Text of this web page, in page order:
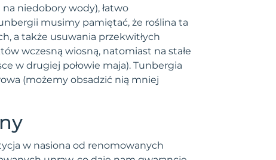
niedobory wody), łatwo
musimy pamiętać, że roślina ta
a także usuwania przekwitłych
wczesną wiosną, natomiast na stałe
w drugiej połowie maja). Tunbergia
(możemy obsadzić nią mniej
w nasiona od renomowanych